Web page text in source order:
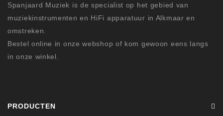
Spanjaard Muziek is de specialist op het gebied van
muziekinstrumenten en HiFi apparatuur in Alkmaar en
omstreken.
Bestel online in onze webshop of kom gewoon eens langs
in onze winkel.
PRODUCTEN